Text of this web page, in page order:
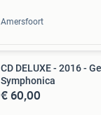
Amersfoort
CD DELUXE - 2016 -
Symphonica
€ 60,00